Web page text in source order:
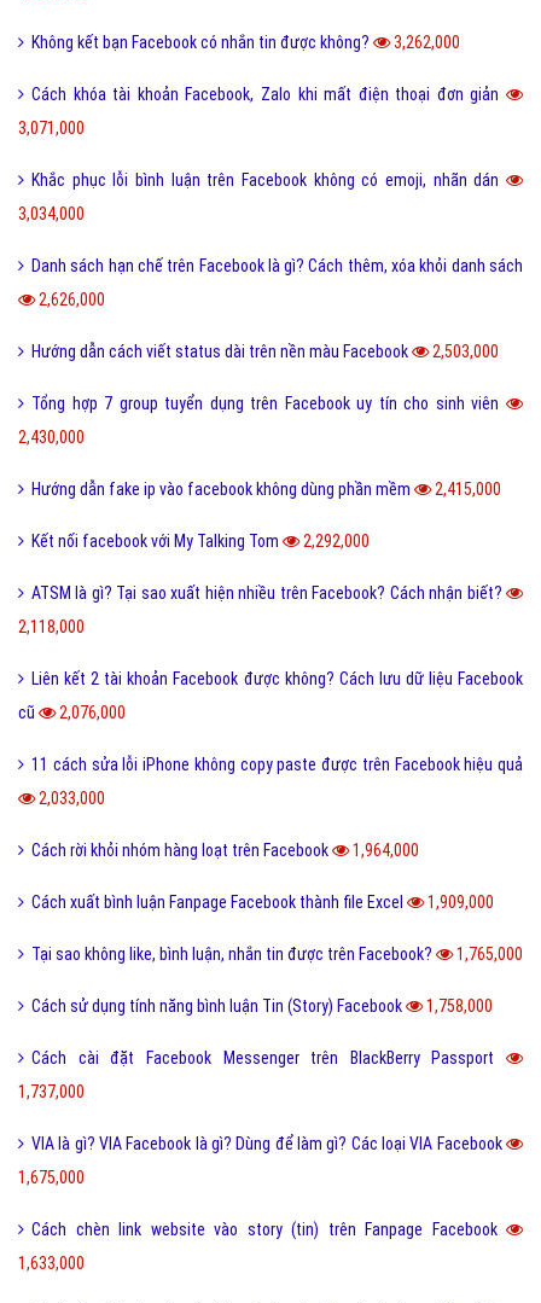
Không kết bạn Facebook có nhắn tin được không? 3,262,000
Cách khóa tài khoản Facebook, Zalo khi mất điện thoại đơn giản
3,071,000
Khắc phục lỗi bình luận trên Facebook không có emoji, nhãn dán
3,034,000
Danh sách hạn chế trên Facebook là gì? Cách thêm, xóa khỏi danh sách
2,626,000
Hướng dẫn cách viết status dài trên nền màu Facebook 2,503,000
Tổng hợp 7 group tuyển dụng trên Facebook uy tín cho sinh viên
2,430,000
Hướng dẫn fake ip vào facebook không dùng phần mềm 2,415,000
Kết nối facebook với My Talking Tom 2,292,000
ATSM là gì? Tại sao xuất hiện nhiều trên Facebook? Cách nhận biết?
2,118,000
Liên kết 2 tài khoản Facebook được không? Cách lưu dữ liệu Facebook
cũ
2,076,000
11 cách sửa lỗi iPhone không copy paste được trên Facebook hiệu quả
2,033,000
Cách rời khỏi nhóm hàng loạt trên Facebook 1,964,000
Cách xuất bình luận Fanpage Facebook thành file Excel 1,909,000
Tại sao không like, bình luận, nhắn tin được trên Facebook? 1,765,000
Cách sử dụng tính năng bình luận Tin (Story) Facebook 1,758,000
Cách cài đặt Facebook Messenger trên BlackBerry Passport
1,737,000
VIA là gì? VIA Facebook là gì? Dùng để làm gì? Các loại VIA Facebook
1,675,000
Cách chèn link website vào story (tin) trên Fanpage Facebook
1,633,000